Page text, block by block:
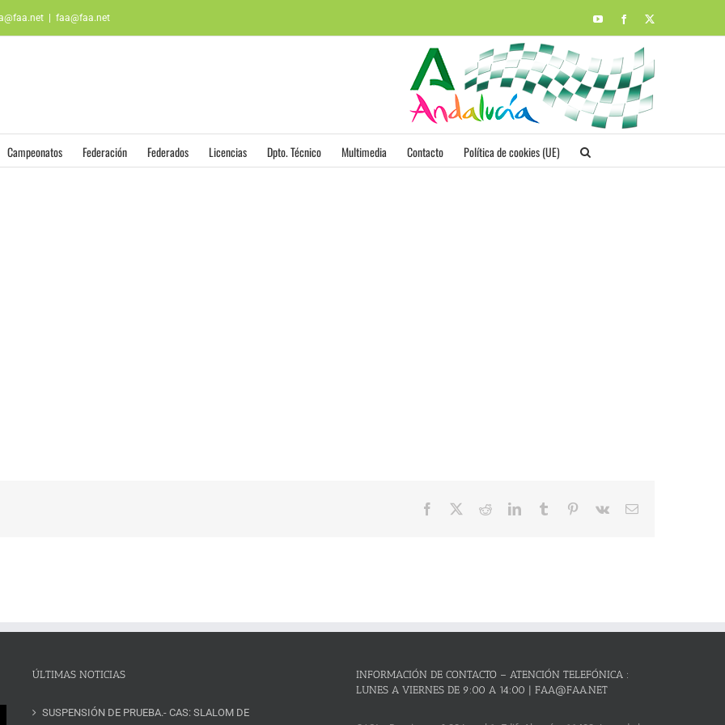
faa@faa.net YouTubeFacebook
Campeonatos Federación Federados Licencias Dpto. Técnico Multimedia Contacto Política de cookies (UE)
Facebook RedditLinkedInTumblr Pinterest
Vk
Correo
ÚLTIMAS NOTICIAS
SUSPENSIÓN DE PRUEBA.- CAS: SLALOM DE
INFORMACIÓN DE CONTACTO – ATENCIÓN TELEFÓNICA :
LUNES A VIERNES DE 9:00 A 14:00 | FAA@FAA.NET